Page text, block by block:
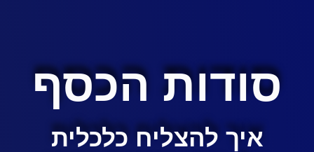
סודות הכסף
איך להצליח כלכלית